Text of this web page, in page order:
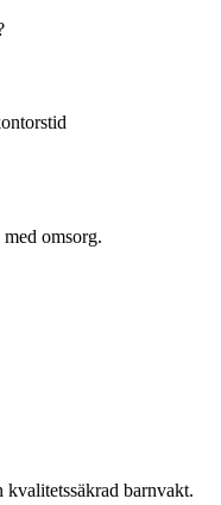
omsorg.
kvalitetssäkrad barnvakt.